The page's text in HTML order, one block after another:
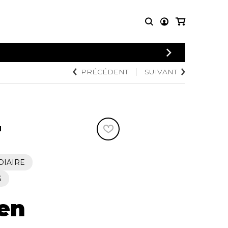
CONNEXION
PARTITIONS
POUR
Quatuor de saxophones
AUTRES
PRODUITS
Disques compacts et
DVDs
PRÉCÉDENT SUIVANT